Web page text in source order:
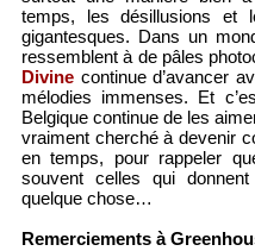
temps, les désillusions et
gigantesques. Dans un
ressemblent à de pâles
Divinecontinue d’avancer
mélodies immenses. Et
Belgique continue de les
vraiment cherché à devenir
en temps, pour rappeler
souvent celles qui donnent
quelque chose…
Remerciements à